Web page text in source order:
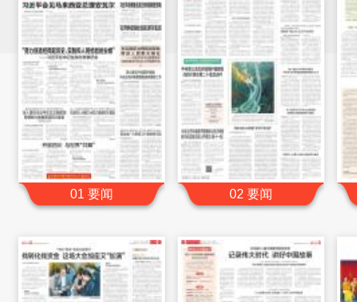
01 要闻 02 要闻